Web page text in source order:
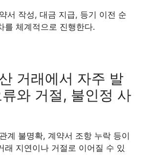
서 작성, 대금 지급, 등기 이전 순
를 체계적으로 진행한다.
거래에서 자주 발
와 거절, 불인정 사
계 불명확, 계약서 조항 누락 등이
래 지연이나 거절로 이어질 수 있